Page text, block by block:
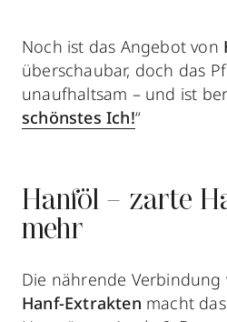
Noch ist das Angebot von
überschaubar, doch das
unaufhaltsam – und ist
schönstes Ich!“
Hanföl – zarte
mehr
Die nährende Verbindung
Hanf-Extrakten macht